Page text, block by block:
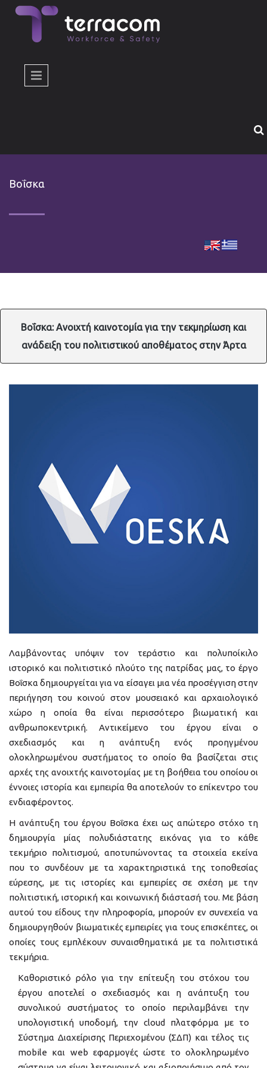
Παράκαμψη προς το κυρίως περιεχόμενο
Βοΐσκα
Βοΐσκα: Ανοιχτή καινοτομία για την τεκμηρίωση και
ανάδειξη του πολιτιστικού αποθέματος στην Άρτα
Λαμβάνοντας υπόψιν τον τεράστιο και πολυποίκιλο
ιστορικό και πολιτιστικό πλούτο της πατρίδας μας, το έργο
Βοΐσκα δημιουργείται για να είσαγει μια νέα προσέγγιση στην
περιήγηση του κοινού στον μουσειακό και αρχαιολογικό
χώρο η οποία θα είναι περισσότερο βιωματική και
ανθρωποκεντρική. Αντικείμενο του έργου είναι ο
σχεδιασμός και η ανάπτυξη ενός προηγμένου
ολοκληρωμένου συστήματος το οποίο θα βασίζεται στις
αρχές της ανοιχτής καινοτομίας με τη βοήθεια του οποίου οι
έννοιες ιστορία και εμπειρία θα αποτελούν το επίκεντρο του
ενδιαφέροντος.
Η ανάπτυξη του έργου Βοΐσκα έχει ως απώτερο στόχο τη
δημιουργία μίας πολυδιάστατης εικόνας για το κάθε
τεκμήριο πολιτισμού, αποτυπώνοντας τα στοιχεία εκείνα
που το συνδέουν με τα χαρακτηριστικά της τοποθεσίας
εύρεσης, με τις ιστορίες και εμπειρίες σε σχέση με την
πολιτιστική, ιστορική και κοινωνική διάστασή του. Με βάση
αυτού του είδους την πληροφορία, μπορούν εν συνεχεία να
δημιουργηθούν βιωματικές εμπειρίες για τους επισκέπτες, οι
οποίες τους εμπλέκουν συναισθηματικά με τα πολιτιστικά
τεκμήρια.
Καθοριστικό ρόλο για την επίτευξη του στόχου του
έργου αποτελεί ο σχεδιασμός και η ανάπτυξη του
συνολικού συστήματος το οποίο περιλαμβάνει την
υπολογιστική υποδομή, την cloud πλατφόρμα με το
Σύστημα Διαχείρισης Περιεχομένου (ΣΔΠ) και τέλος τις
mobile και web εφαρμογές ώστε το ολοκληρωμένο